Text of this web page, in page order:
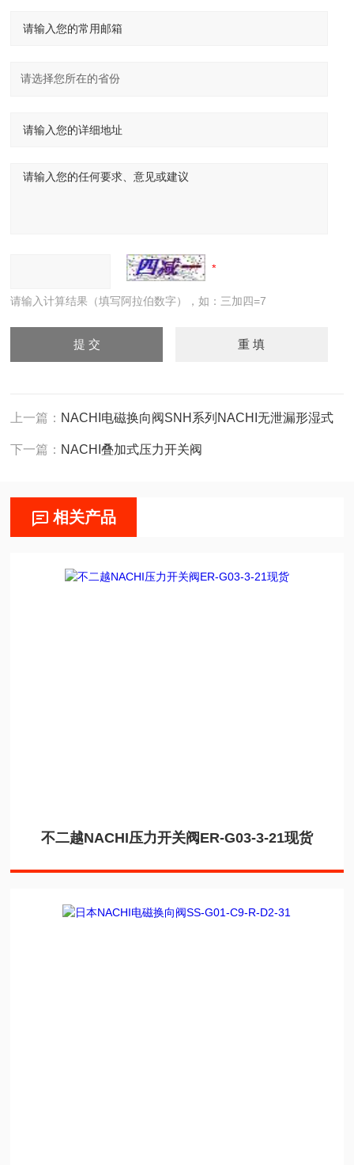
请输入计算结果（填写阿拉伯数字），如：三加四=7
上一篇： NACHI电磁换向阀SNH系列NACHI无泄漏形湿式
下一篇： NACHI叠加式压力开关阀
相关产品
不二越NACHI压力开关阀ER-G03-3-21现货